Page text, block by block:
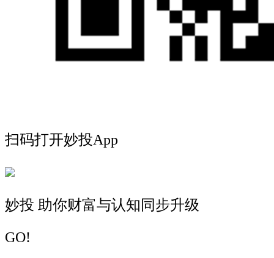
扫码打开妙投App
妙投 助你财富与认知同步升级
GO!